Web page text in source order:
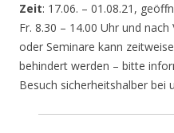
Zeit: 17.06. – 01.08.21,
Fr. 8.30 – 14.00 Uhr und
oder Seminare kann
behindert werden – bitte
Besuch sicherheitshalber bei